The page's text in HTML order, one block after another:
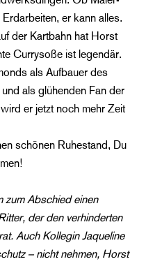
er kann alles.
der Kartbahn hat Horst
Currysoße ist legendär.
als Aufbauer des
als glühenden Fan der
er jetzt noch mehr Zeit
schönen Ruhestand, Du
Abschied einen
der den verhinderten
Auch Kollegin Jaqueline
– nicht nehmen, Horst